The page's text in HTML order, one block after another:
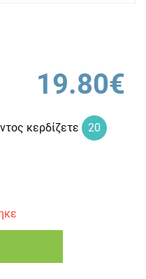
19.80€
κερδίζετε
20